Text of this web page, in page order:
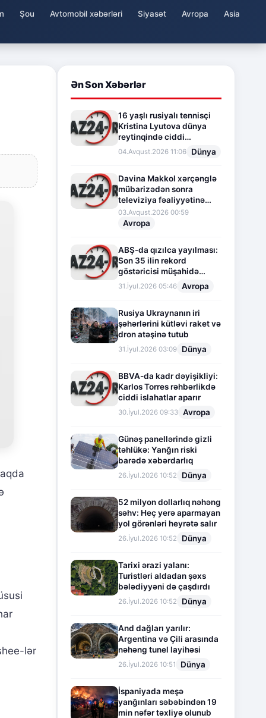
Şou Avtomobil xəbərləri Siyasət Avropa
Asia
lər
Ən Son Xəbərlər
16 yaşlı rusiyalı tennisçi
Kristina Lyutova dünya
reytinqində ciddi
irəliləyişə imza atdı
04.Avqust.2026 11:06 Dünya
Davina Makkol xərçənglə
mübarizədən sonra
televiziya fəaliyyətinə
fasilə verir
03.Avqust.2026 00:59
Avropa
ABŞ-da qızılca yayılması:
Son 35 ilin rekord
göstəricisi müşahidə
olunur
31.İyul.2026 05:46 Avropa
Rusiya Ukraynanın iri
şəhərlərini kütləvi raket və
dron atəşinə tutub
31.İyul.2026 03:09 Dünya
BBVA-da kadr dəyişikliyi:
Karlos Torres rəhbərlikdə
ciddi islahatlar aparır
30.İyul.2026 09:33 Avropa
Günəş panellərində gizli
təhlükə: Yanğın riski
barədə xəbərdarlıq
26.İyul.2026 10:52 Dünya
52 milyon dollarlıq nəhəng
səhv: Heç yerə aparmayan
yol görənləri heyrətə salır
26.İyul.2026 10:52 Dünya
Tarixi ərazi yalanı:
Turistləri aldadan şəxs
bələdiyyəni də çaşdırdı
26.İyul.2026 10:52 Dünya
And dağları yarılır:
Argentina və Çili arasında
nəhəng tunel layihəsi
26.İyul.2026 10:51 Dünya
İspaniyada meşə
yanğınları səbəbindən 19
min nəfər təxliyə olunub